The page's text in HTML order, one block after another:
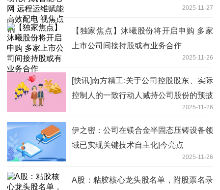
2025-11-27
【独家焦点】沐曦股份将开启申购 多家
上市公司间接持股或有业务合作
2025-11-26
[快讯]南方精工:关于公司控股股东、实际
控制人的一致行动人减持公司股份的预披
2025-11-26
伊之密：公司在镁合金半固态压铸设备领
域已实现关键技术自主化|今亮点
2025-11-26
A股：粘胶核心龙头股名单，附股票名录